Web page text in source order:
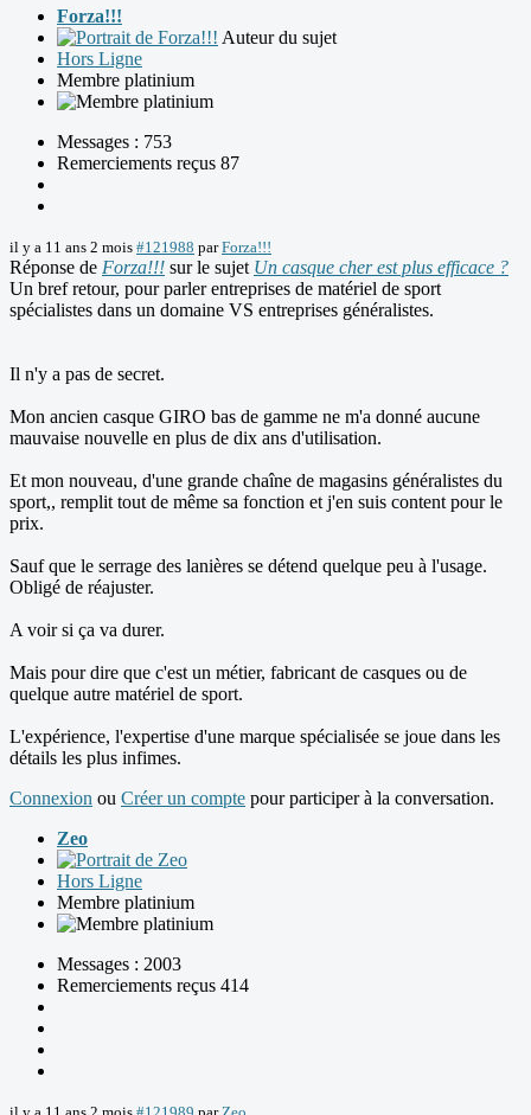
Forza!!!
Auteur du sujet
Hors Ligne
Membre platinium
Messages : 753
Remerciements reçus 87
il y a 11 ans 2 mois #121988 parForza!!!
Réponse de Forza!!! sur le sujet Un casque cher est plus efficace ?
Un bref retour, pour parler entreprises de matériel de sport
spécialistes dans un domaine VS entreprises généralistes.
Il n'y a pas de secret.
Mon ancien casque GIRO bas de gamme ne m'a donné aucune
mauvaise nouvelle en plus de dix ans d'utilisation.
Et mon nouveau, d'une grande chaîne de magasins généralistes du
sport,, remplit tout de même sa fonction et j'en suis content pour le
prix.
Sauf que le serrage des lanières se détend quelque peu à l'usage.
Obligé de réajuster.
A voir si ça va durer.
Mais pour dire que c'est un métier, fabricant de casques ou de
quelque autre matériel de sport.
L'expérience, l'expertise d'une marque spécialisée se joue dans les
détails les plus infimes.
Connexion ou Créer un compte pour participer à la conversation.
Zeo
Hors Ligne
Membre platinium
Messages : 2003
Remerciements reçus 414